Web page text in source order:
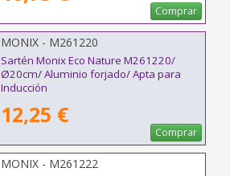
Comprar
MONIX - M261220
Sartén Monix Eco Nature M261220/
Ø20cm/ Aluminio forjado/ Apta para
Inducción
12,25 €
Comprar
MONIX - M261222